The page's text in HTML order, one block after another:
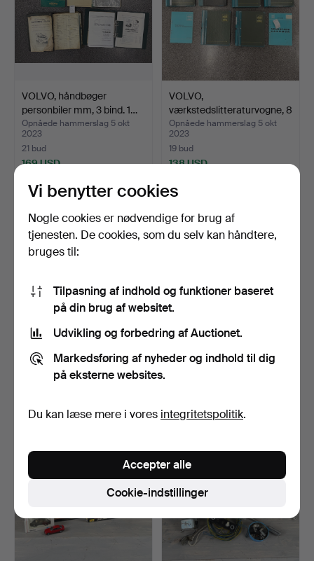
Other lots: 25% + 80 SEK
For this auction the seller is an estate. This makes the
control of the function of the lots hard.
VOLVO, håndbøger
personbiler mm, 3 bind. 1…
Opnåede hammerslag 5 okt
2023
21 bud
169 USD
VOLVO,
værkstedslitteraturvogne, 8
bind, a…
Opnåede hammerslag 5 okt
2023
19 bud
138 USD
OLIEDANSKE og
OLIEBARER, Koppartrans,
BP, …
Opnåede hammerslag 5 okt
VOLVO, værkstedslitteratur
personbiler, 9 …
Opnåede hammerslag 5 okt
Vi benytter cookies
Nogle cookies er nødvendige for brug af
tjenesten. De cookies, som du selv kan håndtere,
bruges til:
Tilpasning af indhold og funktioner baseret
på din brug af websitet.
Udvikling og forbedring af Auctionet.
Markedsføring af nyheder og indhold til dig
på eksterne websites.
Du kan læse mere i vores integritetspolitik.
Cookie-indstillinger
Accepter alle